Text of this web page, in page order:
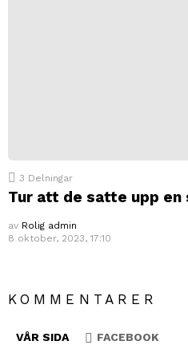
3 Delningar
Tur att de satte upp
av Rolig admin
8 oktober, 2023, 17:10
KOMMENTARER
VÅR SIDA FACEBOOK